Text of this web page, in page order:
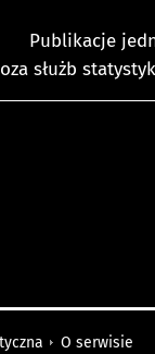
Publikacje
służb
O serwisie